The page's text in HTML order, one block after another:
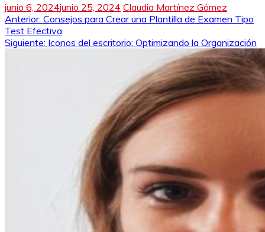
junio 6, 2024junio 25, 2024 Claudia Martínez Gómez
Navegación
de
Anterior: Consejos para Crear una Plantilla de Examen Tipo
Test Efectiva
Siguiente: Iconos del escritorio: Optimizando la Organización